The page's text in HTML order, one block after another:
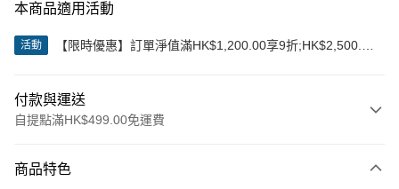
本商品適用活動
活動
【限時優惠】訂單淨值滿HK$1,200.00享9折;HK$2,500.00
付款與運送
自提點滿HK$499.00免運費
信用卡
商品特色